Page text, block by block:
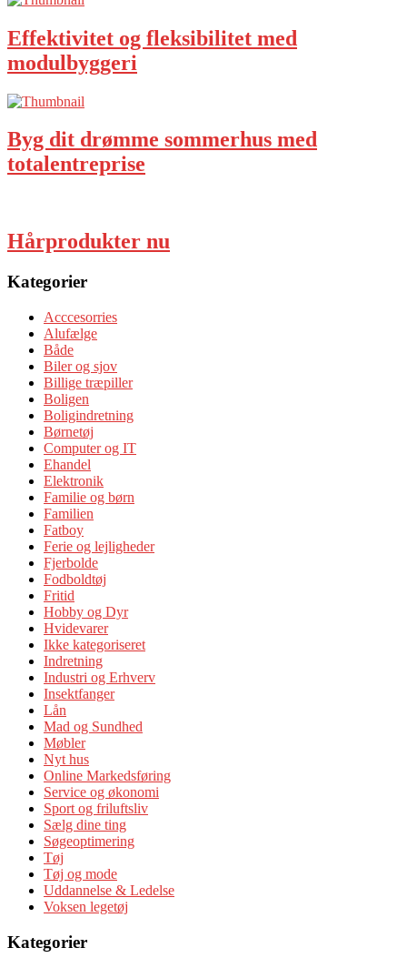
Effektivitet og fleksibilitet med
modulbyggeri
Byg dit drømme sommerhus med
totalentreprise
Hårprodukter nu
Kategorier
Acccesorries
Alufælge
Både
Biler og sjov
Billige træpiller
Boligen
Boligindretning
Børnetøj
Computer og IT
Ehandel
Elektronik
Familie og børn
Familien
Fatboy
Ferie og lejligheder
Fjerbolde
Fodboldtøj
Fritid
Hobby og Dyr
Hvidevarer
Ikke kategoriseret
Indretning
Industri og Erhverv
Insektfanger
Lån
Mad og Sundhed
Møbler
Nyt hus
Online Markedsføring
Service og økonomi
Sport og friluftsliv
Sælg dine ting
Søgeoptimering
Tøj
Tøj og mode
Uddannelse & Ledelse
Voksen legetøj
Kategorier